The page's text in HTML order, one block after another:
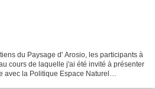
du Paysage d' Arosio, les participants à
cours de laquelle j'ai été invité à présenter
avec la Politique Espace Naturel